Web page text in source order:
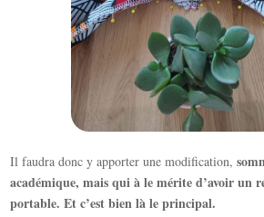
Il faudra donc y apporter une modification,
académique, mais qui à le mérite d’avoir un
portable. Et c’est bien là le principal.